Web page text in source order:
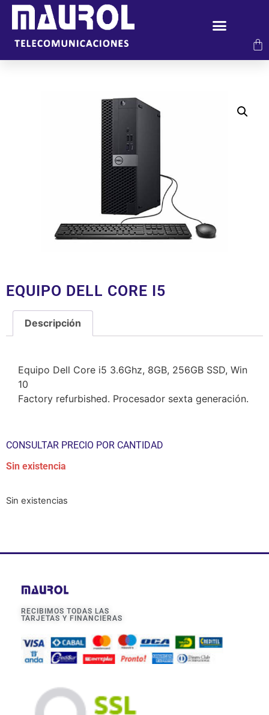
EQUIPO DELL CORE I5
Descripción
Equipo Dell Core i5 3.6Ghz, 8GB, 256GB SSD, Win
10
Factory refurbished. Procesador sexta generación.
CONSULTAR PRECIO POR CANTIDAD
Sin existencia
Sin existencias
RECIBIMOS TODAS LAS
TARJETAS Y FINANCIERAS